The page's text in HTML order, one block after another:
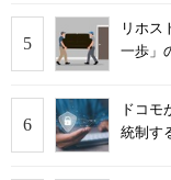
リホス
一歩」
ドコ
統制す